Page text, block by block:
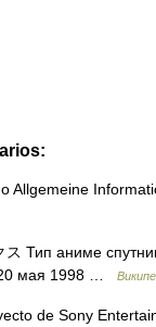
Allgemeine
Тип аниме
20 мая 1998 …
de Sony